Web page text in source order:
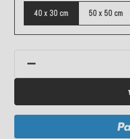
40 x 30 cm 50 x 50 cm